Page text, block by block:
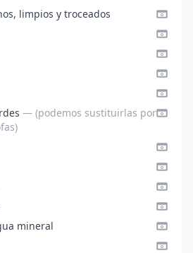
limpios y troceados
— (podemos sustituirlas por
mineral